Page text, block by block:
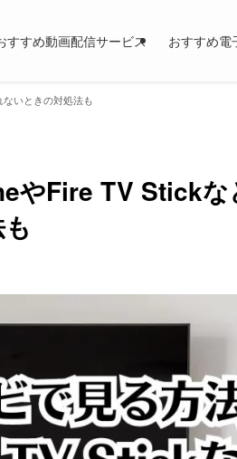
すすめ動画配信サービス おすすめ電
いときの対処法も
やFire TV Stickな